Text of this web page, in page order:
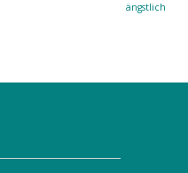
ängstlich